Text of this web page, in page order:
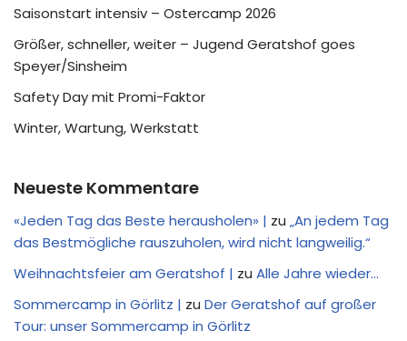
Saisonstart intensiv – Ostercamp 2026
Größer, schneller, weiter – Jugend Geratshof goes
Speyer/Sinsheim
Safety Day mit Promi-Faktor
Winter, Wartung, Werkstatt
Neueste Kommentare
«Jeden Tag das Beste herausholen» | zu „An jedem Tag
das Bestmögliche rauszuholen, wird nicht langweilig.“
Weihnachtsfeier am Geratshof | zu Alle Jahre wieder…
Sommercamp in Görlitz | zu Der Geratshof auf großer
Tour: unser Sommercamp in Görlitz